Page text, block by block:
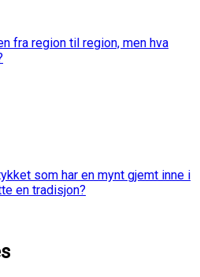
fra region til region, men hva
som har en mynt gjemt inne i
en tradisjon?